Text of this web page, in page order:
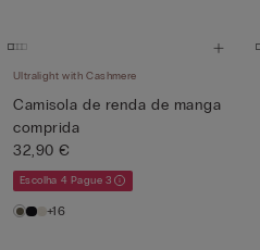
Ultralight with Cashmere
Camisola de renda de manga
comprida
32,90 €
Escolha 4 Pague 3
+16